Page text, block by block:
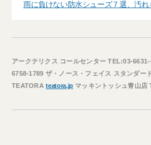
雨に負けない防水シューズ７選、汚れ
アークテリクス コールセンター TEL:03-
6758-1789 ザ・ノース・フェイス スタンダー
TEATORAteatora.jpマッキントッシュ青山店